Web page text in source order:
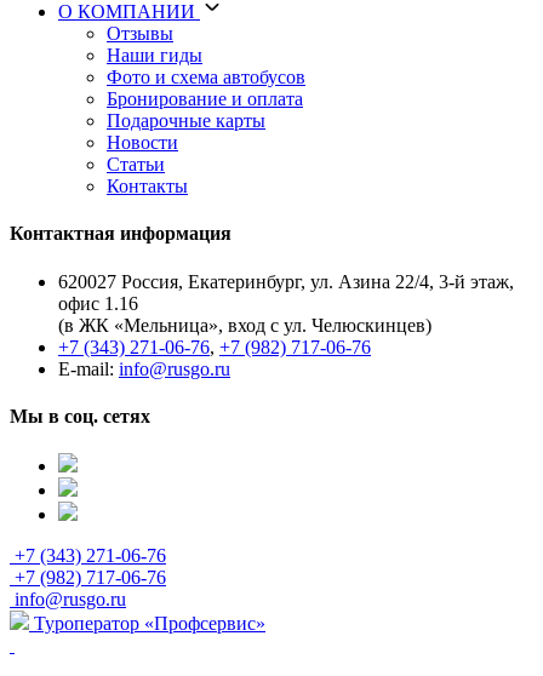
О КОМПАНИИ
Отзывы
Наши гиды
Фото и схема автобусов
Бронирование и оплата
Подарочные карты
Новости
Статьи
Контакты
Контактная информация
620027 Россия, Екатеринбург, ул. Азина 22/4, 3-й этаж,
офис 1.16
(в ЖК «Мельница», вход с ул. Челюскинцев)
+7 (343) 271-06-76, +7 (982) 717-06-76
E-mail: info@rusgo.ru
Мы в соц. сетях
+7 (343) 271-06-76
+7 (982) 717-06-76
info@rusgo.ru
Туроператор «Профсервис»